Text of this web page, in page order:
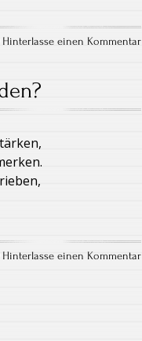
Hinterlasse einen Kommentar
Hinterlasse einen Kommentar